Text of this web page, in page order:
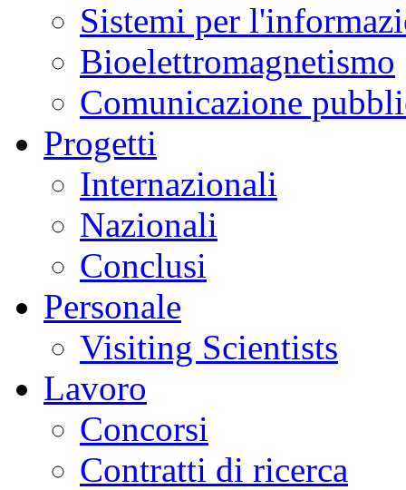
Sistemi per
Bioelettromagnetismo
Comunicazione
Progetti
Internazionali
Nazionali
Conclusi
Personale
Visiting Scientists
Lavoro
Concorsi
Contratti di ricerca